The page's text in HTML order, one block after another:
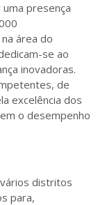
presença
área do
se ao
inovadoras.
de
excelência dos
o desempenho
distritos
para,